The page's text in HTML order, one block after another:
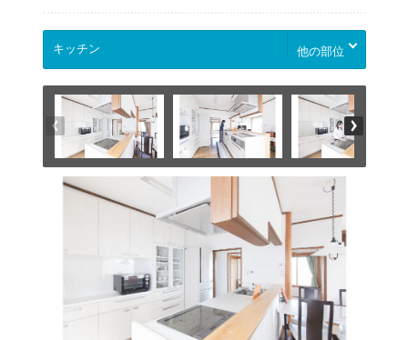
他の部位